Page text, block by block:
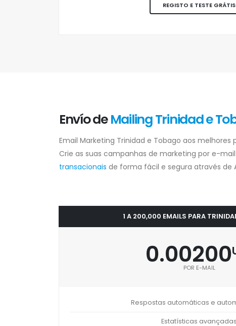
REGISTO E TESTE GRÁTIS
Envío deMailing Trinidad e
Email Marketing Trinidad e Tobago aos melhores
Crie as suas campanhas de marketing por e-
transacionais de forma fácil e segura através de
1 A 200,000 EMAILS PARA
0.00200
POR E-MAIL
Respostas automáticas e
Estatísticas avançadas